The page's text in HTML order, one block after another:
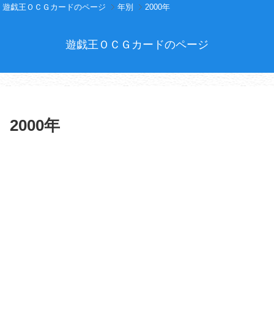
遊戯王ＯＣＧカードのページ 年別 2000年
遊戯王ＯＣＧカードのページ
2000年